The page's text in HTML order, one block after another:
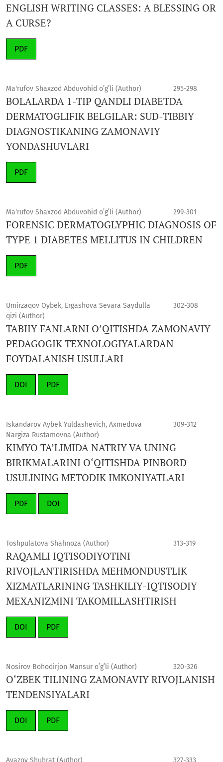
ENGLISH WRITING CLASSES: A BLESSING OR
A CURSE?
PDF
Ma'rufov Shaxzod Abduvohid o’g’li (Author) 295-298
BOLALARDA 1-TIP QANDLI DIABETDA
DERMATOGLIFIK BELGILAR: SUD-TIBBIY
DIAGNOSTIKANING ZAMONAVIY
YONDASHUVLARI
PDF
Ma'rufov Shaxzod Abduvohid o’g’li (Author) 299-301
FORENSIC DERMATOGLYPHIC DIAGNOSIS OF
TYPE 1 DIABETES MELLITUS IN CHILDREN
PDF
Umirzaqov Oybek, Ergashova Sevara Saydulla
qizi (Author)
302-308
TABIIY FANLARNI O’QITISHDA ZAMONAVIY
PEDAGOGIK TEXNOLOGIYALARDAN
FOYDALANISH USULLARI
DOI PDF
Iskandarov Aybek Yuldashevich, Axmedova
Nargiza Rustamovna (Author)
309-312
KIMYO TA’LIMIDA NATRIY VA UNING
BIRIKMALARINI O‘QITISHDA PINBORD
USULINING METODIK IMKONIYATLARI
PDF DOI
Toshpulatova Shahnoza (Author) 313-319
RAQAMLI IQTISODIYOTINI
RIVOJLANTIRISHDA MEHMONDUSTLIK
XIZMATLARINING TASHKILIY-IQTISODIY
MEXANIZMINI TAKOMILLASHTIRISH
DOI PDF
Nosirov Bohodirjon Mansur oʻgʻli (Author) 320-326
O‘ZBEK TILINING ZAMONAVIY RIVOJLANISH
TENDENSIYALARI
DOI PDF
Avazov Shuhrat (Author) 327-333